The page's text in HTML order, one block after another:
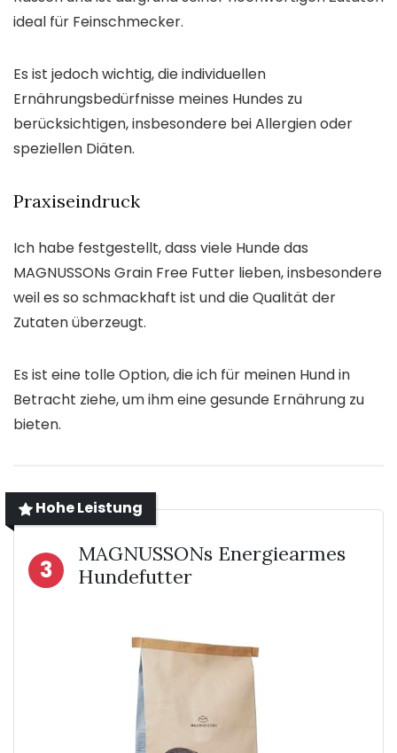
ideal für Feinschmecker.
Es ist jedoch wichtig, die individuellen
Ernährungsbedürfnisse meines Hundes zu
berücksichtigen, insbesondere bei Allergien oder
speziellen Diäten.
Praxiseindruck
Ich habe festgestellt, dass viele Hunde das
MAGNUSSONs Grain Free Futter lieben, insbesondere
weil es so schmackhaft ist und die Qualität der
Zutaten überzeugt.
Es ist eine tolle Option, die ich für meinen Hund in
Betracht ziehe, um ihm eine gesunde Ernährung zu
bieten.
Hohe Leistung
3
MAGNUSSONs Energiearmes
Hundefutter